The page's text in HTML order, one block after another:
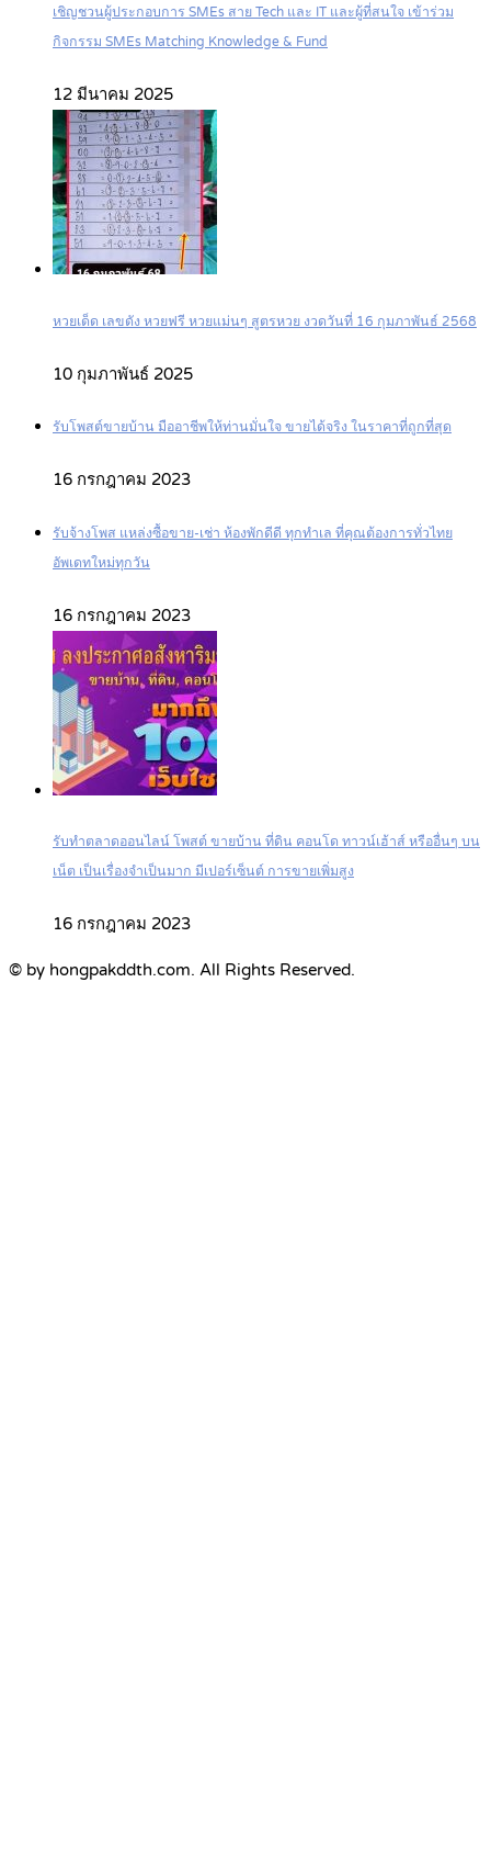
เชิญชวนผู้ประกอบการ SMEs สาย Tech และ IT และผู้ที่สนใจ เข้าร่วม
กิจกรรม SMEs Matching Knowledge & Fund
12 มีนาคม 2025
หวยเด็ด เลขดัง หวยฟรี หวยแม่นๆ สูตรหวย งวดวันที่ 16 กุมภาพันธ์ 2568
10 กุมภาพันธ์ 2025
รับโพสต์ขายบ้าน มืออาชีพให้ท่านมั่นใจ ขายได้จริง ในราคาที่ถูกที่สุด
16 กรกฎาคม 2023
รับจ้างโพส แหล่งซื้อขาย-เช่า ห้องพักดีดี ทุกทำเล ที่คุณต้องการทั่วไทย
อัพเดทใหม่ทุกวัน
16 กรกฎาคม 2023
รับทำตลาดออนไลน์ โพสต์ ขายบ้าน ที่ดิน คอนโด ทาวน์เฮ้าส์ หรืออื่นๆ บน
เน็ต เป็นเรื่องจำเป็นมาก มีเปอร์เซ็นต์ การขายเพิ่มสูง
16 กรกฎาคม 2023
© by hongpakddth.com. All Rights Reserved.